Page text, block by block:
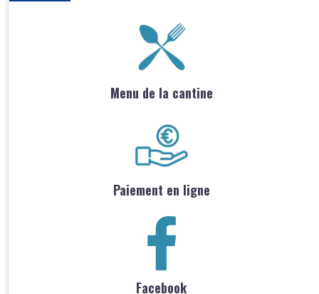
Menu de la cantine
Paiement en ligne
Facebook